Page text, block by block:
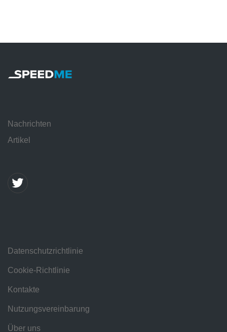
Nachrichten
Artikel
Datenschutzrichtlinie
Cookie-Richtlinie
Kontakte
Nutzungsvereinbarung
Über uns